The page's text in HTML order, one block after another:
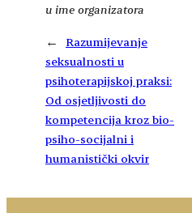
u ime organizatora
←
Razumijevanje
seksualnosti u
psihoterapijskoj praksi:
Od osjetljivosti do
kompetencija kroz bio-
psiho-socijalni i
humanistički okvir